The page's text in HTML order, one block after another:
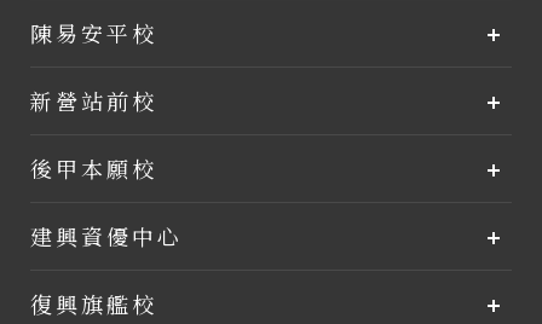
陳易安平校
新營站前校
後甲本願校
建興資優中心
復興旗艦校